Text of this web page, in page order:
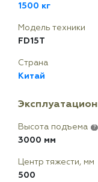
1500 кг
Модель техники
FD15T
Страна
Китай
Высота подъема ?
3000 мм
Центр тяжести, мм
500